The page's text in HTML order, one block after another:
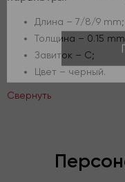
Длина – 7/8/9 mm;
Толщина – 0.15
Завиток – С;
Цвет – черный.
Свернуть